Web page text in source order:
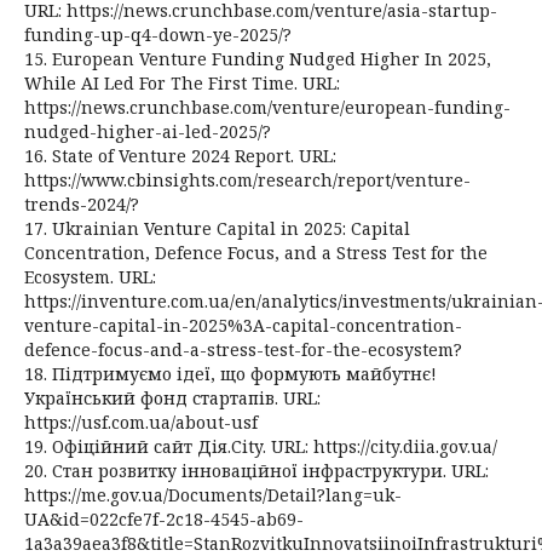
URL: https://news.crunchbase.com/venture/asia-startup-
funding-up-q4-down-ye-2025/?
15. European Venture Funding Nudged Higher In 2025,
While AI Led For The First Time. URL:
https://news.crunchbase.com/venture/european-funding-
nudged-higher-ai-led-2025/?
16. State of Venture 2024 Report. URL:
https://www.cbinsights.com/research/report/venture-
trends-2024/?
17. Ukrainian Venture Capital in 2025: Capital
Concentration, Defence Focus, and a Stress Test for the
Ecosystem. URL:
https://inventure.com.ua/en/analytics/investments/
venture-capital-in-2025%3A-capital-concentration-
defence-focus-and-a-stress-test-for-the-ecosystem?
18. Підтримуємо ідеї, що формують майбутнє!
Український фонд стартапів. URL:
https://usf.com.ua/about-usf
19. Офіційний сайт Дія.City. URL: https://city.diia.gov.ua/
20. Стан розвитку інноваційної інфраструктури. URL:
https://me.gov.ua/Documents/Detail?lang=uk-
UA&id=022cfe7f-2c18-4545-ab69-